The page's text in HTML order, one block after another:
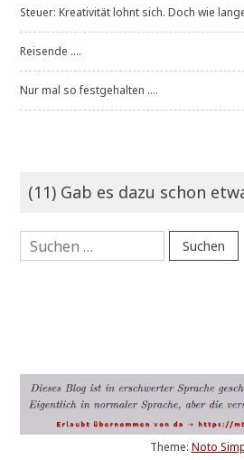
Steuer: Kreativität lohnt sich. Doch wie
Reisende ....
Nur mal so festgehalten ....
(11) Gab es dazu schon
Suchen
nach:
Theme: Noto